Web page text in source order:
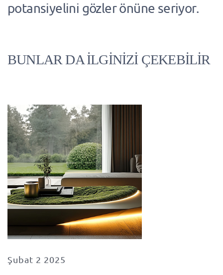
potansiyelini gözler önüne seriyor.
BUNLAR DA İLGİNİZİ ÇEKEBİLİR
Şubat 2 2025